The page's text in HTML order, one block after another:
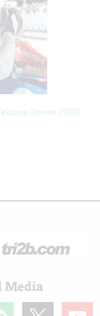
Davos (SUI)
Media
youtube